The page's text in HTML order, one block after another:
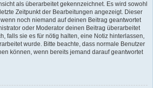
als überarbeitet gekennzeichnet. Es wird sowohl
Zeitpunkt der Bearbeitungen angezeigt. Dieser
noch niemand auf deinen Beitrag geantwortet
oder Moderator deinen Beitrag überarbeitet
falls sie es für nötig halten, eine Notiz hinterlassen,
wurde. Bitte beachte, dass normale Benutzer
können, wenn bereits jemand darauf geantwortet